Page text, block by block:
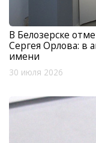
В Белозерске
Сергея Орлова: в
имени
30 июля 2026